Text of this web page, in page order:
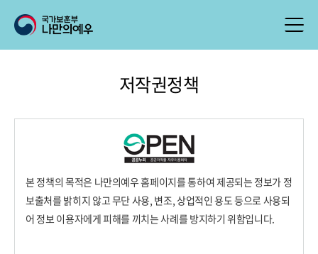
저작권정책
본 정책의 목적은 나만의예우 홈페이지를 통하여 제공되는 정보가 정
보출처를 밝히지 않고 무단 사용, 변조, 상업적인 용도 등으로 사용되
어 정보 이용자에게 피해를 끼치는 사례를 방지하기 위함입니다.